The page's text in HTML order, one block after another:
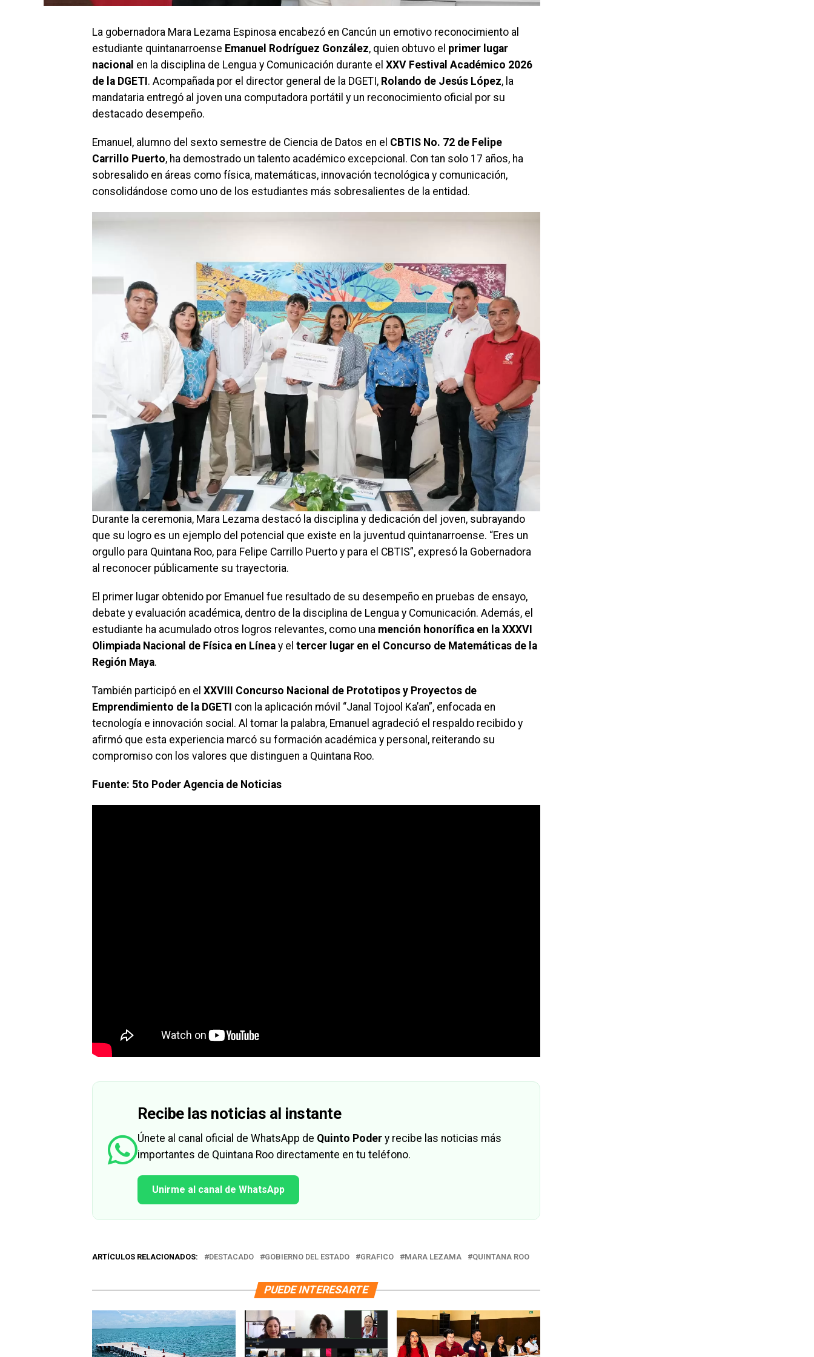
La gobernadora Mara Lezama Espinosa encabezó en Cancún un emotivo reconocimiento al
estudiante quintanarroense Emanuel Rodríguez González, quien obtuvo el primer lugar
nacional en la disciplina de Lengua y Comunicación durante el XXV Festival Académico 2026
de la DGETI . Acompañada por el director general de la DGETI, Rolando de Jesús López, la
mandataria entregó al joven una computadora portátil y un reconocimiento oficial por su
destacado desempeño.
Emanuel, alumno del sexto semestre de Ciencia de Datos en el CBTIS No. 72 de Felipe
Carrillo Puerto, ha demostrado un talento académico excepcional. Con tan solo 17 años, ha
sobresalido en áreas como física, matemáticas, innovación tecnológica y comunicación,
consolidándose como uno de los estudiantes más sobresalientes de la entidad.
Durante la ceremonia, Mara Lezama destacó la disciplina y dedicación del joven, subrayando
que su logro es un ejemplo del potencial que existe en la juventud quintanarroense. “Eres un
orgullo para Quintana Roo, para Felipe Carrillo Puerto y para el CBTIS”, expresó la Gobernadora
al reconocer públicamente su trayectoria.
El primer lugar obtenido por Emanuel fue resultado de su desempeño en pruebas de ensayo,
debate y evaluación académica, dentro de la disciplina de Lengua y Comunicación. Además, el
estudiante ha acumulado otros logros relevantes, como una mención honorífica en la XXXVI
Olimpiada Nacional de Física en Línea y el tercer lugar en el Concurso de Matemáticas de la
Región Maya.
También participó en el XXVIII Concurso Nacional de Prototipos y Proyectos de
Emprendimiento de la DGETI con la aplicación móvil “Janal Tojool Ka’an”, enfocada en
tecnología e innovación social. Al tomar la palabra, Emanuel agradeció el respaldo recibido y
afirmó que esta experiencia marcó su formación académica y personal, reiterando su
compromiso con los valores que distinguen a Quintana Roo.
Fuente: 5to Poder Agencia de Noticias
Recibe las noticias al instante
Únete al canal oficial de WhatsApp de Quinto Poder y recibe las noticias más
importantes de Quintana Roo directamente en tu teléfono.
Unirme al canal de WhatsApp
ARTÍCULOS RELACIONADOS: DESTACADO GOBIERNO DEL ESTADO GRAFICO MARA LEZAMA QUINTANA ROO
PUEDE INTERESARTE